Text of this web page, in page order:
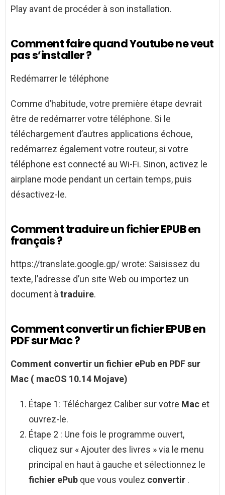
Play avant de procéder à son installation.
Comment faire quand Youtube ne veut
pas s’installer ?
Redémarrer le téléphone
Comme d’habitude, votre première étape devrait
être de redémarrer votre téléphone. Si le
téléchargement d’autres applications échoue,
redémarrez également votre routeur, si votre
téléphone est connecté au Wi-Fi. Sinon, activez le
airplane mode pendant un certain temps, puis
désactivez-le.
Comment traduire un fichier EPUB en
français ?
https://translate.google.gp/ wrote: Saisissez du
texte, l’adresse d’un site Web ou importez un
document à traduire.
Comment convertir un fichier EPUB en
PDF sur Mac ?
Comment convertir un fichier ePub en PDF sur
Mac ( macOS 10.14 Mojave)
Étape 1: Téléchargez Caliber sur votre Mac et
ouvrez-le.
Étape 2 : Une fois le programme ouvert,
cliquez sur « Ajouter des livres » via le menu
principal en haut à gauche et sélectionnez le
fichier ePub que vous voulez convertir .